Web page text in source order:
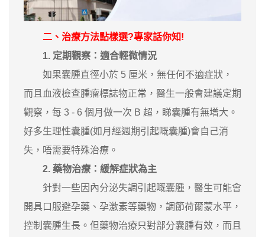
二、治療方法點樣選?專家話你知!
1. 定期觀察：適合輕微情況
如果囊腫直徑小於 5 厘米，無任何不適症狀，
而且血液檢查腫瘤標誌物正常，醫生一般會建議定期
觀察，每 3 - 6 個月做一次 B 超，睇囊腫有無增大。
好多生理性囊腫(如月經週期引起嘅囊腫)會自己消
失，唔需要特殊治療。
2. 藥物治療：緩解症狀為主
針對一些因內分泌失調引起嘅囊腫，醫生可能會
開具口服避孕藥、孕激素等藥物，調節荷爾蒙水平，
控制囊腫生長。但藥物治療只對部分囊腫有效，而且